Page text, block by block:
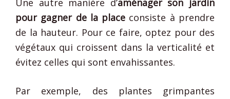
Une autre manière d’aménager son jardin
pour gagner de la place consiste à prendre
de la hauteur. Pour ce faire, optez pour des
végétaux qui croissent dans la verticalité et
évitez celles qui sont envahissantes.
Par exemple, des plantes grimpantes